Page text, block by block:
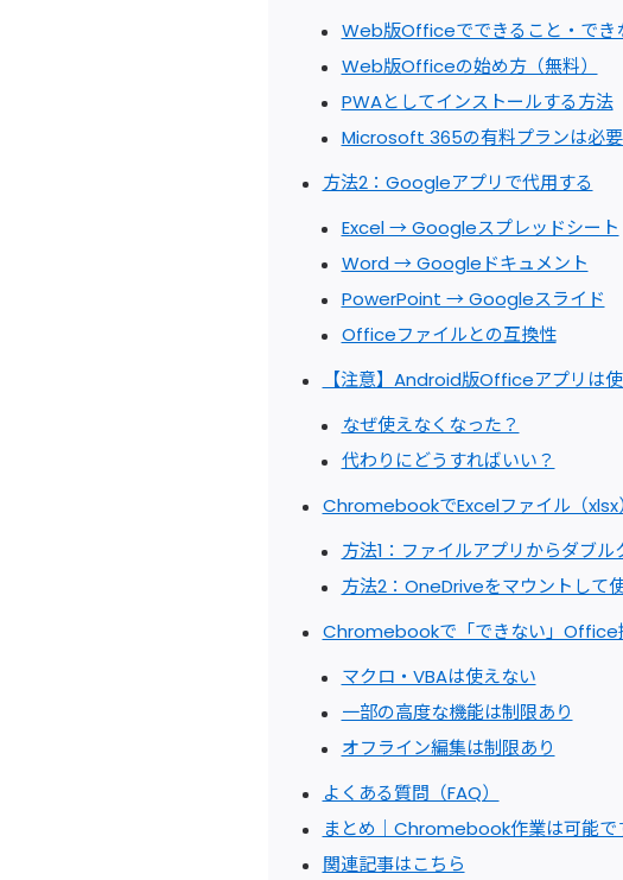
Web版Officeでできること・でき
Web版Officeの始め方（無料）
PWAとしてインストールする方法
Microsoft 365の有料プランは必要
方法2：Googleアプリで代用する
Excel → Googleスプレッドシート
Word → Googleドキュメント
PowerPoint → Googleスライド
Officeファイルとの互換性
【注意】Android版Officeアプリは
なぜ使えなくなった？
代わりにどうすればいい？
ChromebookでExcelファイル（xlsx
方法1：ファイルアプリからダブル
方法2：OneDriveをマウントして
Chromebookで「できない」Office
マクロ・VBAは使えない
一部の高度な機能は制限あり
オフライン編集は制限あり
よくある質問（FAQ）
まとめ｜Chromebook作業は可能で
関連記事はこちら